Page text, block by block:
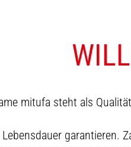
mitufa steht als
Lebensdauer garantieren.